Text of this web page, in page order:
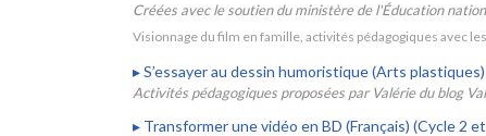
Créées avec le soutien du ministère de l'Éducation
Visionnage du film en famille, activités pédagogiques avec
▸S’essayer au dessin humoristique (Arts
Activités pédagogiques proposées par Valérie du blog
▸ Transformer une vidéo en BD (Français) (Cycle 2